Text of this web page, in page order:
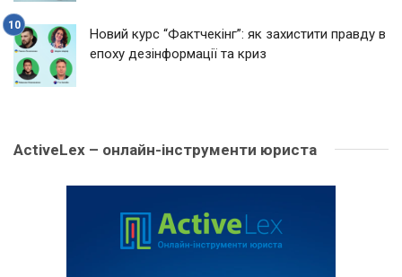
Новий курс “Фактчекінг”: як захистити правду в
епоху дезінформації та криз
ActiveLex – онлайн-інструменти юриста